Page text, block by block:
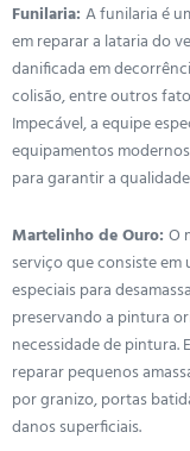
Funilaria: A funilaria é
em reparar a lataria do
danificada em
colisão, entre outros
Impecável, a equipe
equipamentos
para garantir a
Martelinho de Ouro: O
serviço que consiste
especiais para
preservando a pintura
necessidade de pintura.
reparar pequenos
por granizo, portas
danos superficiais.